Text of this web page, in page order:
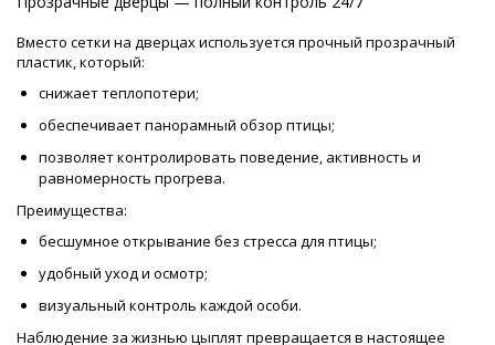
Вместо сетки на дверцах используется прочный прозрачный
пластик, который:
снижает теплопотери;
обеспечивает панорамный обзор птицы;
позволяет контролировать поведение, активность и
равномерность прогрева.
Преимущества:
бесшумное открывание без стресса для птицы;
удобный уход и осмотр;
визуальный контроль каждой особи.
Наблюдение за жизнью цыплят превращается в настоящее